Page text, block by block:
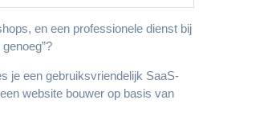
en een professionele dienst bij
je een gebruiksvriendelijk SaaS-
website bouwer op basis van